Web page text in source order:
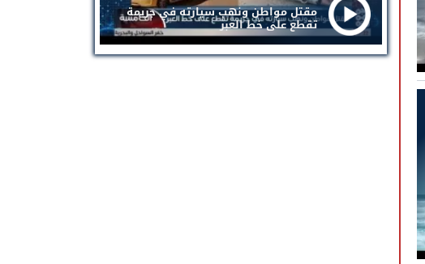
مقتل مواطن ونهب سيارته في جريمة
تقطع على خط العبر